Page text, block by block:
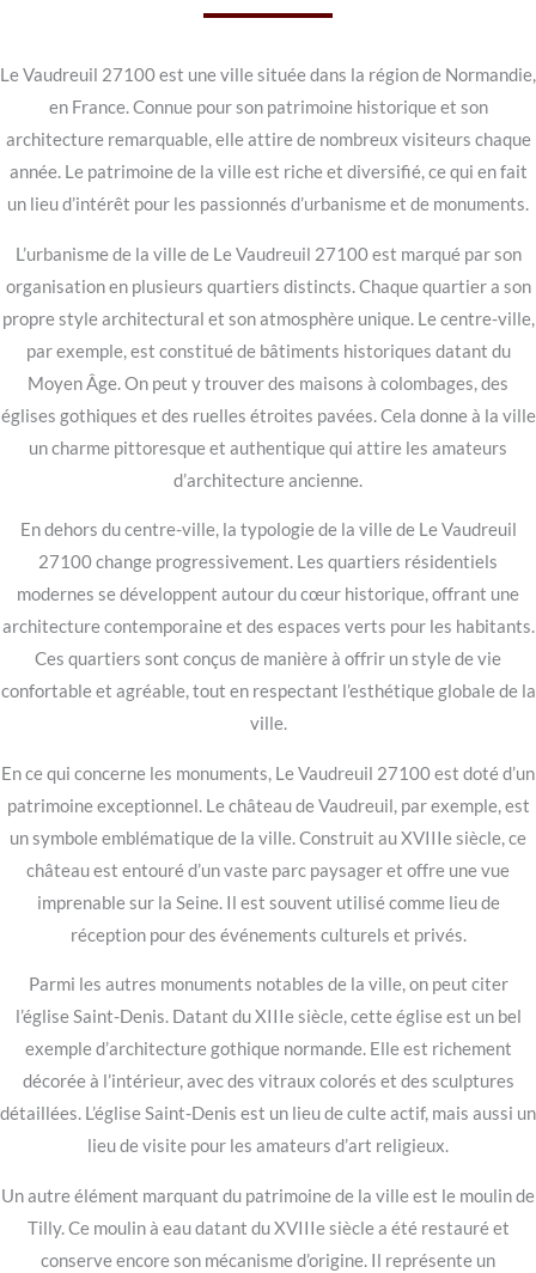
Le Vaudreuil 27100 est une ville située dans la région de Normandie,
en France. Connue pour son patrimoine historique et son
architecture remarquable, elle attire de nombreux visiteurs chaque
année. Le patrimoine de la ville est riche et diversifié, ce qui en fait
un lieu d’intérêt pour les passionnés d’urbanisme et de monuments.
L’urbanisme de la ville de Le Vaudreuil 27100 est marqué par son
organisation en plusieurs quartiers distincts. Chaque quartier a son
propre style architectural et son atmosphère unique. Le centre-ville,
par exemple, est constitué de bâtiments historiques datant du
Moyen Âge. On peut y trouver des maisons à colombages, des
églises gothiques et des ruelles étroites pavées. Cela donne à la ville
un charme pittoresque et authentique qui attire les amateurs
d’architecture ancienne.
En dehors du centre-ville, la typologie de la ville de Le Vaudreuil
27100 change progressivement. Les quartiers résidentiels
modernes se développent autour du cœur historique, offrant une
architecture contemporaine et des espaces verts pour les habitants.
Ces quartiers sont conçus de manière à offrir un style de vie
confortable et agréable, tout en respectant l’esthétique globale de la
ville.
En ce qui concerne les monuments, Le Vaudreuil 27100 est doté d’un
patrimoine exceptionnel. Le château de Vaudreuil, par exemple, est
un symbole emblématique de la ville. Construit au XVIIIe siècle, ce
château est entouré d’un vaste parc paysager et offre une vue
imprenable sur la Seine. Il est souvent utilisé comme lieu de
réception pour des événements culturels et privés.
Parmi les autres monuments notables de la ville, on peut citer
l’église Saint-Denis. Datant du XIIIe siècle, cette église est un bel
exemple d’architecture gothique normande. Elle est richement
décorée à l’intérieur, avec des vitraux colorés et des sculptures
détaillées. L’église Saint-Denis est un lieu de culte actif, mais aussi un
lieu de visite pour les amateurs d’art religieux.
Un autre élément marquant du patrimoine de la ville est le moulin de
Tilly. Ce moulin à eau datant du XVIIIe siècle a été restauré et
conserve encore son mécanisme d’origine. Il représente un